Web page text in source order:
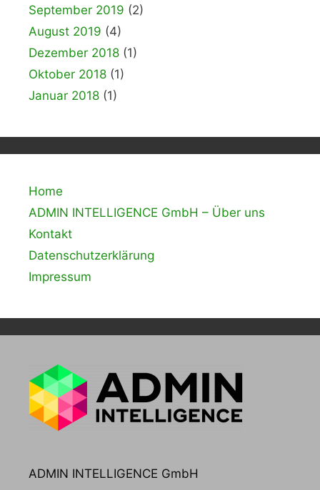
September 2019 (2)
August 2019 (4)
Dezember 2018 (1)
Oktober 2018 (1)
Januar 2018 (1)
Home
ADMIN INTELLIGENCE GmbH – Über uns
Kontakt
Datenschutzerklärung
Impressum
ADMIN INTELLIGENCE GmbH